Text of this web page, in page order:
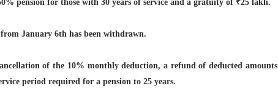
pension for those with 30 years of service and a gratuity of ₹25 lakh.
January 6th has been withdrawn.
of the 10% monthly deduction, a refund of deducted amounts
period required for a pension to 25 years.